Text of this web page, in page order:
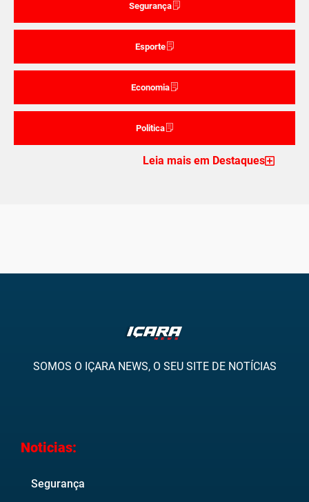
Segurança
Esporte
Economia
Politica
Leia mais em Destaques
SOMOS O IÇARA NEWS, O SEU SITE DE NOTÍCIAS
Noticias:
Segurança